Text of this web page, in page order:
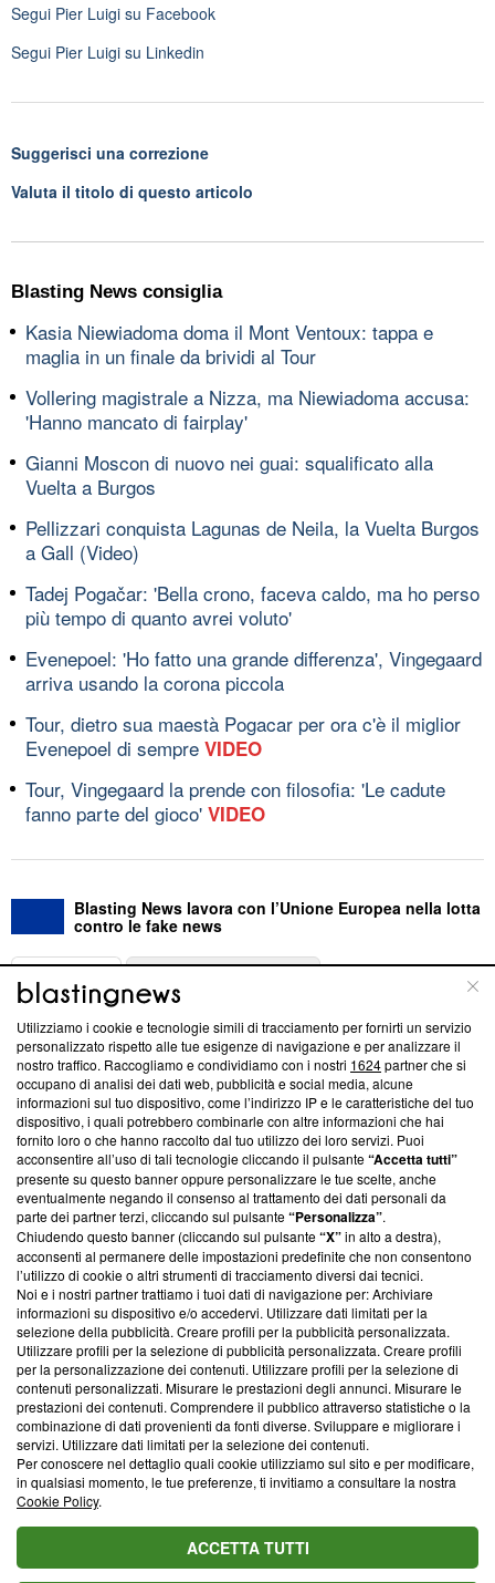
Segui Pier Luigi su Facebook
Segui Pier Luigi su Linkedin
Suggerisci una correzione
Valuta il titolo di questo articolo
Blasting News consiglia
Kasia Niewiadoma doma il Mont Ventoux: tappa e
maglia in un finale da brividi al Tour
Vollering magistrale a Nizza, ma Niewiadoma accusa:
'Hanno mancato di fairplay'
Gianni Moscon di nuovo nei guai: squalificato alla
Vuelta a Burgos
Pellizzari conquista Lagunas de Neila, la Vuelta Burgos
a Gall (Video)
Tadej Pogačar: 'Bella crono, faceva caldo, ma ho perso
più tempo di quanto avrei voluto'
Evenepoel: 'Ho fatto una grande differenza', Vingegaard
arriva usando la corona piccola
Tour, dietro sua maestà Pogacar per ora c'è il miglior
Evenepoel di sempre VIDEO
Tour, Vingegaard la prende con filosofia: 'Le cadute
fanno parte del gioco' VIDEO
Blasting News lavora con l’Unione Europea nella lotta
contro le fake news
ABOUT
Questa sezione offre informazioni trasparenti su Blasting
News, sui nostri processi editoriali e su come ci impegniamo a
creare news di qualità. Inoltre, afferma la nostra aderenza a
‘Trust Project - News with Integrity’Blasting News non è
ancora membro del programma, ma ha richiesto di farne
parte; Trust Project non ha ancora effettuato una verifica di
conformità agli standard.
Su di noi
Team editoriale
Corporate
Redazione
Informativa Privacy
Cookie Policy
Blasting SA, IDI CHE-247.845.224, Via Carlo Frasca, 3 - 6900
Lugano (Svizzera) Tel:+39 0690258937
© 2026 Blasting News
Utilizziamo i cookie e tecnologie simili di tracciamento per fornirti un servizio
personalizzato rispetto alle tue esigenze di navigazione e per analizzare il
nostro traffico. Raccogliamo e condividiamo con i nostri 1624partner che si
occupano di analisi dei dati web, pubblicità e social media, alcune
informazioni sul tuo dispositivo, come l’indirizzo IP e le caratteristiche del tuo
dispositivo, i quali potrebbero combinarle con altre informazioni che hai
fornito loro o che hanno raccolto dal tuo utilizzo dei loro servizi. Puoi
acconsentire all’uso di tali tecnologie cliccando il pulsante“Accetta tutti”
presente su questo banner oppure personalizzare le tue scelte, anche
eventualmente negando il consenso al trattamento dei dati personali da
parte dei partner terzi, cliccando sul pulsante“Personalizza”.
Chiudendo questo banner (cliccando sul pulsante“X”in alto a destra),
acconsenti al permanere delle impostazioni predefinite che non consentono
l’utilizzo di cookie o altri strumenti di tracciamento diversi dai tecnici.
Noi e i nostri partner trattiamo i tuoi dati di navigazione per: Archiviare
informazioni su dispositivo e/o accedervi. Utilizzare dati limitati per la
selezione della pubblicità. Creare profili per la pubblicità personalizzata.
Utilizzare profili per la selezione di pubblicità personalizzata. Creare profili
per la personalizzazione dei contenuti. Utilizzare profili per la selezione di
contenuti personalizzati. Misurare le prestazioni degli annunci. Misurare le
prestazioni dei contenuti. Comprendere il pubblico attraverso statistiche o la
combinazione di dati provenienti da fonti diverse. Sviluppare e migliorare i
servizi. Utilizzare dati limitati per la selezione dei contenuti.
Per conoscere nel dettaglio quali cookie utilizziamo sul sito e per modificare,
in qualsiasi momento, le tue preferenze, ti invitiamo a consultare la nostra
Cookie Policy.
ACCETTA TUTTI